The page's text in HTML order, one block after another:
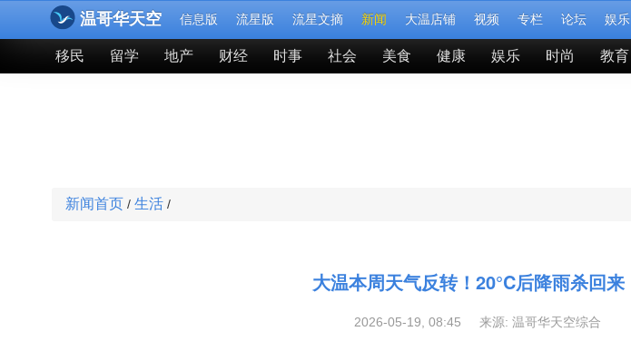
温哥华天空 信息版 流星版 流星文摘 新闻 大温店铺 视频 专栏 论坛 娱乐
移民 留学 地产 财经 时事 社会 美食 健康 娱乐 时尚 教育
新闻首页 / 生活 /
大温本周天气反转！20°C后降雨杀回来
2026-05-19, 08:45 来源: 温哥华天空综合